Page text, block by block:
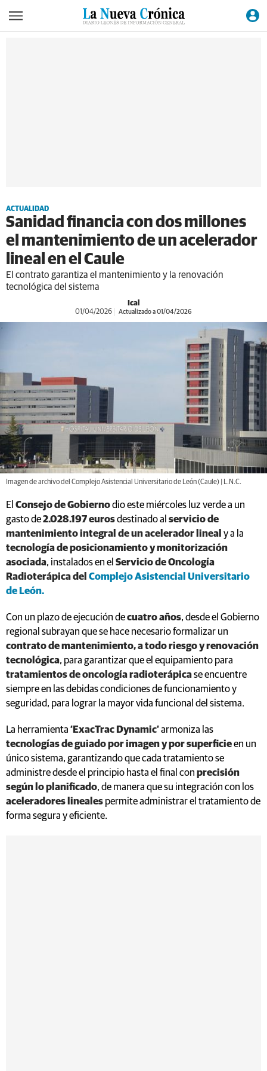
ACTUALIDAD
Sanidad financia con dos millones
el mantenimiento de un acelerador
lineal en el Caule
El contrato garantiza el mantenimiento y la renovación
tecnológica del sistema
Ical
01/04/2026 Actualizado a 01/04/2026
Imagen de archivo del Complejo Asistencial Universitario de León (Caule) | L.N.C.
El Consejo de Gobiernodio este miércoles luz verde a un
gasto de2.028.197 eurosdestinado al servicio de
mantenimiento integral de un acelerador lineal y a la
tecnología de posicionamiento y monitorización
asociada, instalados en el Servicio de Oncología
Radioterápica del Complejo Asistencial Universitario
de León.
Con un plazo de ejecución decuatro años, desde el Gobierno
regional subrayan que se hace necesario formalizar un
contrato de mantenimiento, a todo riesgo y renovación
tecnológica, para garantizar que el equipamiento para
tratamientos de oncología radioterápicase encuentre
siempre en las debidas condiciones de funcionamiento y
seguridad, para lograr la mayor vida funcional del sistema.
La herramienta ‘ExacTrac Dynamic’armoniza las
tecnologías de guiado por imagen y por superficieen un
único sistema, garantizando que cada tratamiento se
administre desde el principio hasta el final con precisión
según lo planificado, de manera que su integración con los
aceleradores lineales permite administrar el tratamiento de
forma segura y eficiente.